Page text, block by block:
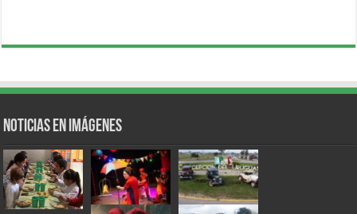
Noticias en Imágenes